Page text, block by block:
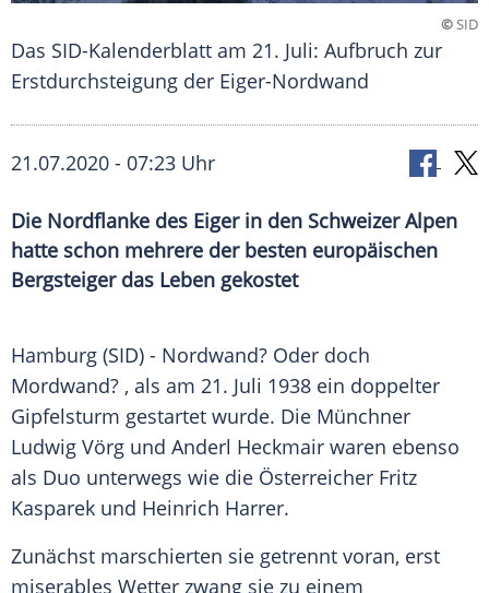
©SID
Das SID-Kalenderblatt am 21. Juli: Aufbruch zur
Erstdurchsteigung der Eiger-Nordwand
21.07.2020 - 07:23 Uhr
Die Nordflanke des Eiger in den Schweizer Alpen
hatte schon mehrere der besten europäischen
Bergsteiger das Leben gekostet
Hamburg (SID) - Nordwand? Oder doch
Mordwand? , als am 21. Juli 1938 ein doppelter
Gipfelsturm gestartet wurde. Die Münchner
Ludwig Vörg und Anderl Heckmair waren ebenso
als Duo unterwegs wie die Österreicher Fritz
Kasparek und Heinrich Harrer.
Zunächst marschierten sie getrennt voran, erst
miserables Wetter zwang sie zu einem